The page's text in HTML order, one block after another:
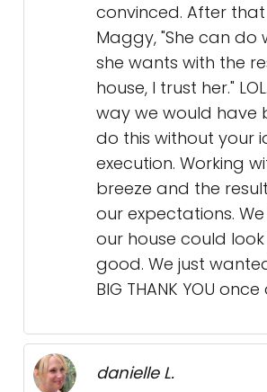
convinced. After
Maggy, "She can do
she wants with the
house, I trust her."
way we would have
do this without your
execution. Working
breeze and the
our expectations.
our house could
good. We just
BIG THANK YOU
danielle L.